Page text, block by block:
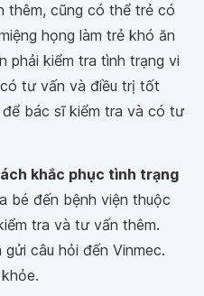
thêm, cũng có thể trẻ có
họng làm trẻ khó ăn
phải kiểm tra tình trạng vi
tư vấn và điều trị tốt
bác sĩ kiểm tra và có tư
khắc phục tình trạng
bé đến bệnh viện thuộc
tra và tư vấn thêm.
câu hỏi đến Vinmec.